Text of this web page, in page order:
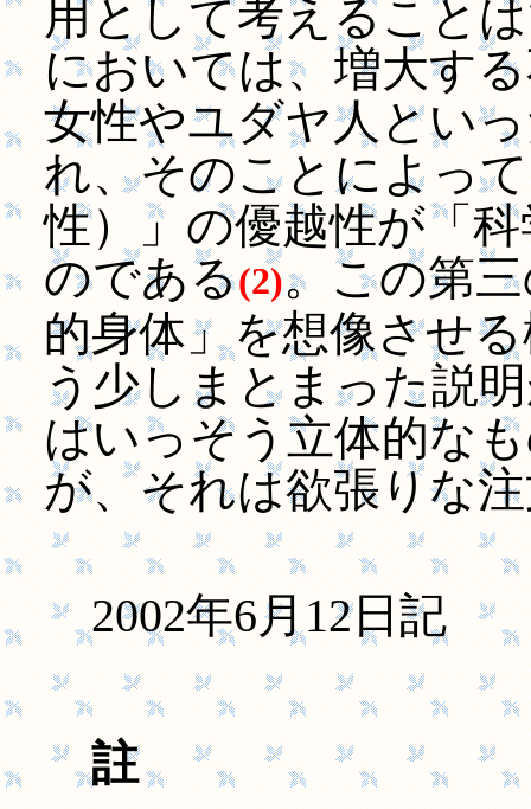
用として考えること
においては、増大す
女性やユダヤ人とい
れ、そのことによっ
性）」の優越性が「
のである(2)。この第
的身体」を想像させ
う少しまとまった説
はいっそう立体的な
が、それは欲張りな
2002年6月12日記
註